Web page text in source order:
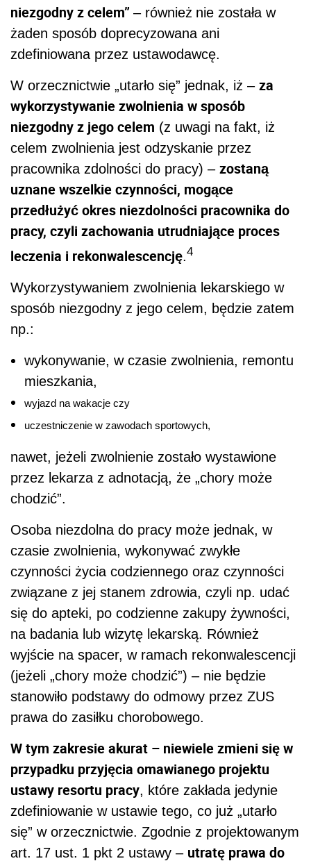
niezgodny z celem” – również nie została w
żaden sposób doprecyzowana ani
zdefiniowana przez ustawodawcę.
W orzecznictwie „utarło się” jednak, iż – za
wykorzystywanie zwolnienia w sposób
niezgodny z jego celem (z uwagi na fakt, iż
celem zwolnienia jest odzyskanie przez
pracownika zdolności do pracy) – zostaną
uznane wszelkie czynności, mogące
przedłużyć okres niezdolności pracownika do
pracy, czyli zachowania utrudniające proces
leczenia i rekonwalescencję.4
Wykorzystywaniem zwolnienia lekarskiego w
sposób niezgodny z jego celem, będzie zatem
np.:
wykonywanie, w czasie zwolnienia, remontu
mieszkania,
wyjazd na wakacje czy
uczestniczenie w zawodach sportowych,
nawet, jeżeli zwolnienie zostało wystawione
przez lekarza z adnotacją, że „chory może
chodzić”.
Osoba niezdolna do pracy może jednak, w
czasie zwolnienia, wykonywać zwykłe
czynności życia codziennego oraz czynności
związane z jej stanem zdrowia, czyli np. udać
się do apteki, po codzienne zakupy żywności,
na badania lub wizytę lekarską. Również
wyjście na spacer, w ramach rekonwalescencji
(jeżeli „chory może chodzić”) – nie będzie
stanowiło podstawy do odmowy przez ZUS
prawa do zasiłku chorobowego.
W tym zakresie akurat – niewiele zmieni się w
przypadku przyjęcia omawianego projektu
ustawy resortu pracy, które zakłada jedynie
zdefiniowanie w ustawie tego, co już „utarło
się” w orzecznictwie. Zgodnie z projektowanym
art. 17 ust. 1 pkt 2 ustawy – utratę prawa do